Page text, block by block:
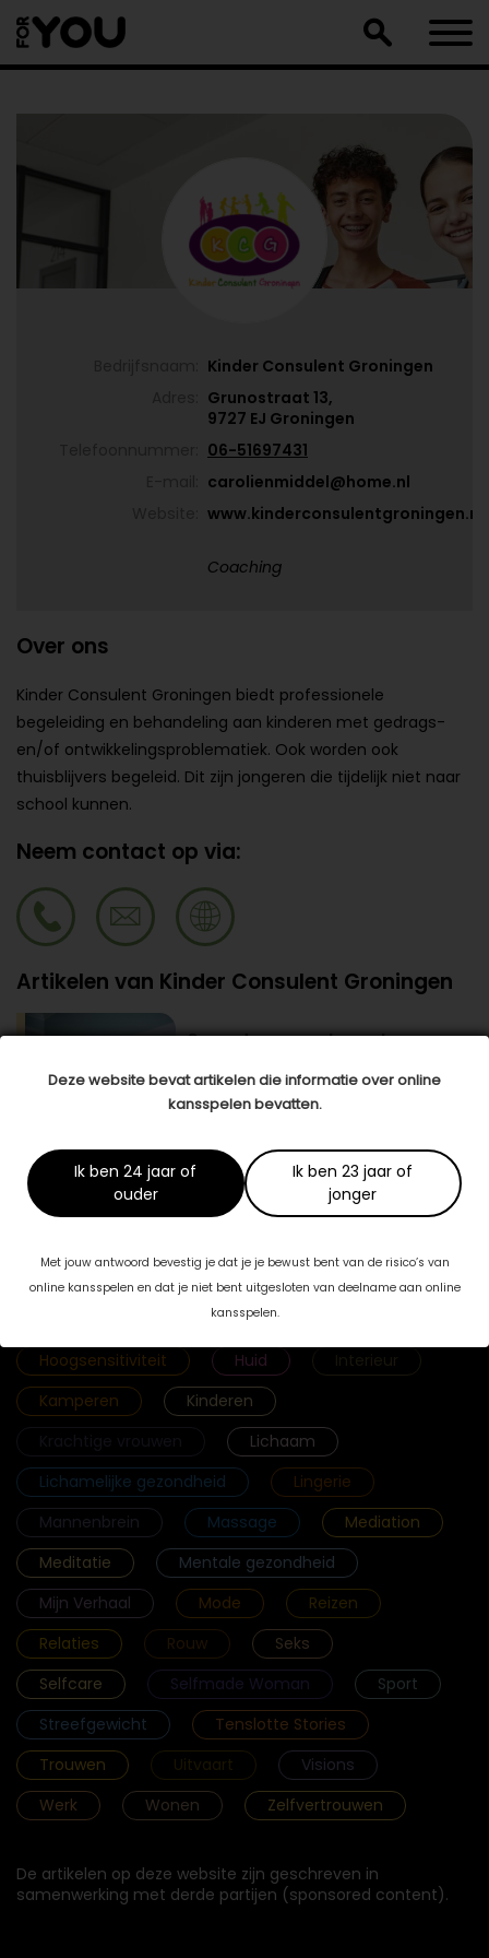
Deze website bevat artikelen die informatie over online
kansspelen bevatten.
Ik ben 24 jaar of
ouder
Ik ben 23 jaar of
jonger
Met jouw antwoord bevestig je dat je je bewust bent van de risico’s van
online kansspelen en dat je niet bent uitgesloten van deelname aan online
kansspelen.
naar
artikel
Kinder Consulent Groningen
Grunostraat 13,
9727 EJ Groningen
06-51697431
carolienmiddel@home.nl
www.kinderconsulentgroningen.nl
Coaching
Over ons
Kinder Consulent Groningen biedt professionele
begeleiding en behandeling aan kinderen met gedrags-
en/of ontwikkelingsproblematiek. Ook worden ook
thuisblijvers begeleid. Dit zijn jongeren die tijdelijk niet naar
school kunnen.
Neem contact op via:
Artikelen van Kinder Consulent Groningen
Opvoeden: een vak apart
lukt je soms niet om je kind of puber te
helpen. Hij zit niet lekker in zijn …lees meer >
Fab & Famouz Geld
Gezicht
Haar
Hoogsensitiviteit
Huid
Interieur
Kamperen
Kinderen
Lichaam
Lichamelijke gezondheid
Lingerie
Mannenbrein
Massage
Mediation
Meditatie
Mentale gezondheid
Mijn Verhaal
Mode
Reizen
Relaties
Rouw
Seks
Selfcare
Selfmade Woman
Sport
Streefgewicht
Tenslotte Stories
Trouwen
Uitvaart
Visions
Werk
Wonen Zelfvertrouwen
De artikelen op deze website zijn geschreven in
samenwerking met derde partijen (sponsored content).